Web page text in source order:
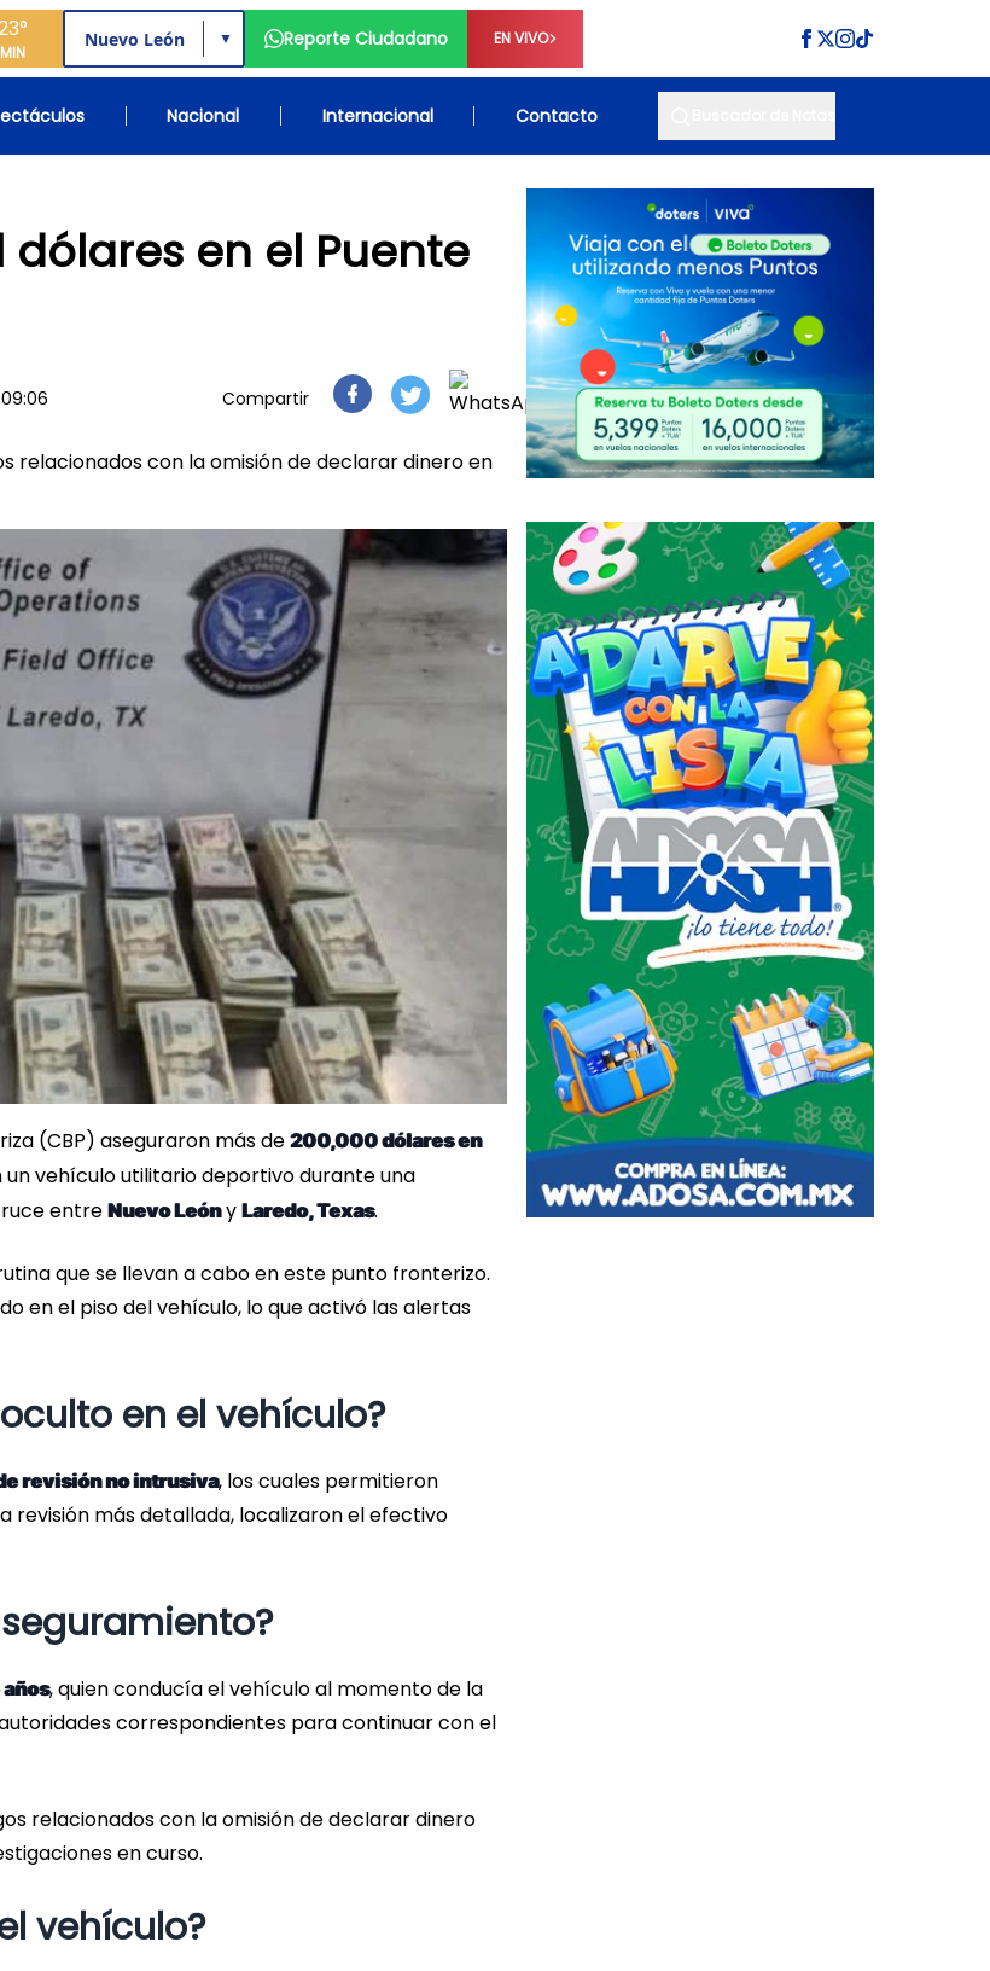
MIN
▼ Reporte Ciudadano EN VIVO
Nacional Internacional Contacto
en el Puente
Compartir
relacionados con la omisión de declarar dinero en
(CBP) aseguraron más de200,000 dólares en
vehículo utilitario deportivo durante una
entreNuevo Leóny Laredo, Texas.
que se llevan a cabo en este punto fronterizo.
en el piso del vehículo, lo que activó las alertas
en el vehículo?
revisión no intrusiva, los cuales permitieron
revisión más detallada, localizaron el efectivo
, quien conducía el vehículo al momento de la
correspondientes para continuar con el
relacionados con la omisión de declarar dinero
en curso.
vehículo?